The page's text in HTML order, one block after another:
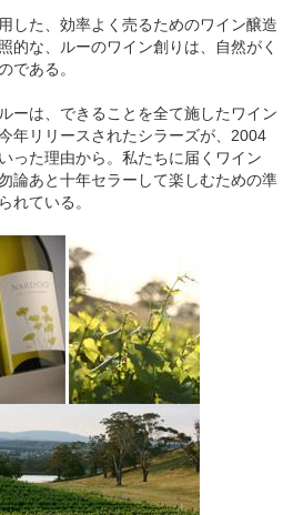
した、効率よく売るためのワイン醸造
的な、ルーのワイン創りは、自然がく
である。
ーは、できることを全て施したワイン
年リリースされたシラーズが、2004
った理由から。私たちに届くワイン
論あと十年セラーして楽しむための準
れている。